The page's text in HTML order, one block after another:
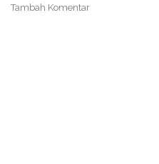
Tambah Komentar